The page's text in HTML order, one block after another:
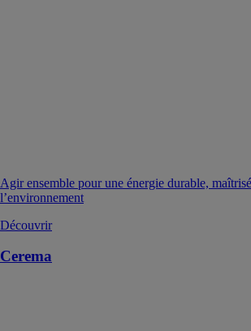
Agir ensemble pour une énergie durable,
l’environnement
Découvrir
Cerema